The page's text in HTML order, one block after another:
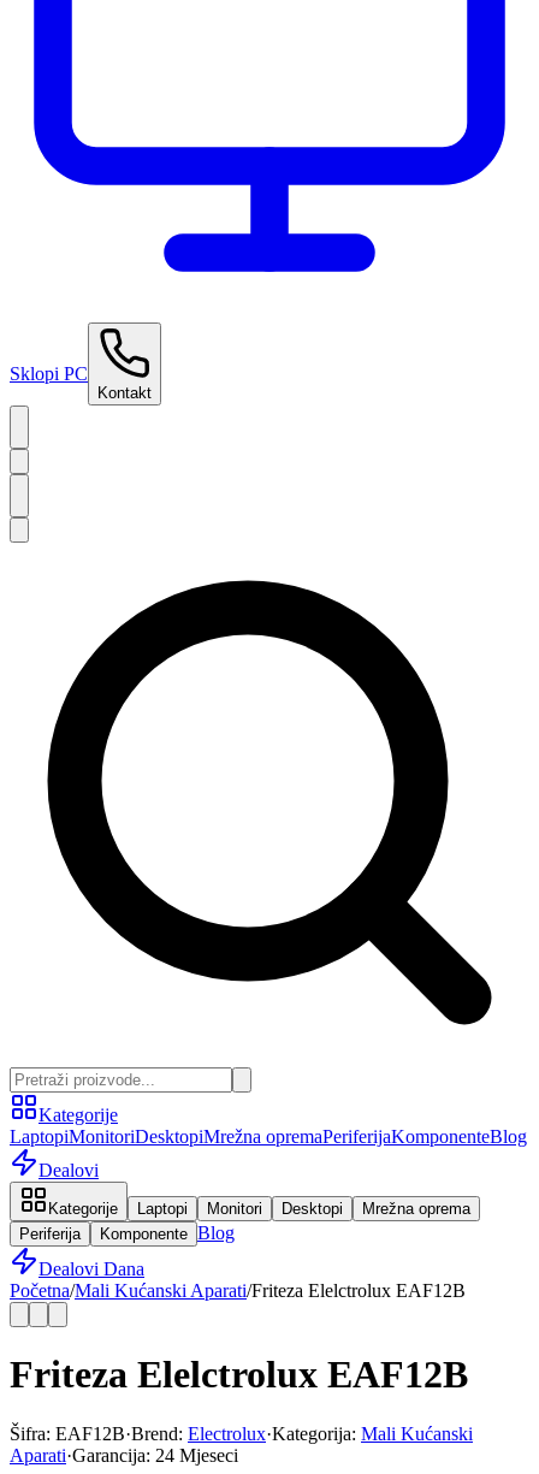
Sklopi PC
Kontakt
Kategorije
LaptopiMonitoriDesktopiMrežna opremaPeriferijaKomponenteBlog
Dealovi
Kategorije Laptopi Monitori Desktopi
Mrežna oprema
Periferija
Komponente Blog
Dealovi Dana
Početna/Mali Kućanski Aparati/Friteza Elelctrolux EAF12B
Friteza Elelctrolux EAF12B
Šifra: EAF12B·Brend: Electrolux·Kategorija: Mali Kućanski
Aparati·Garancija: 24 Mjeseci